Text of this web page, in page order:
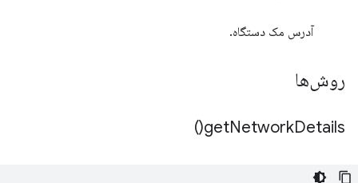
آدرس مک دستگاه.
روش‌ها
getNetworkDetails(
)